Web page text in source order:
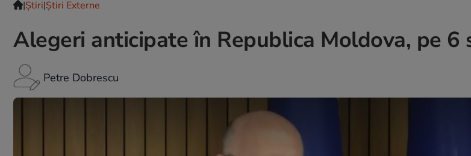
|Ştiri|Știri Externe
Alegeri anticipate în Republica Moldova, pe 6
Petre Dobrescu